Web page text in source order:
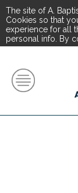
The site of A.
Cookies so that
experience for all
personal info. By